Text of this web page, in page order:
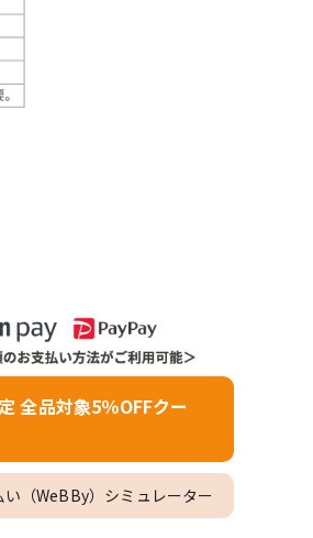
全品対象5％OFFクー
（WeBBy）シミュレーター